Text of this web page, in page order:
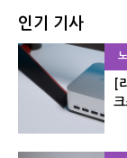
인기 기사
[